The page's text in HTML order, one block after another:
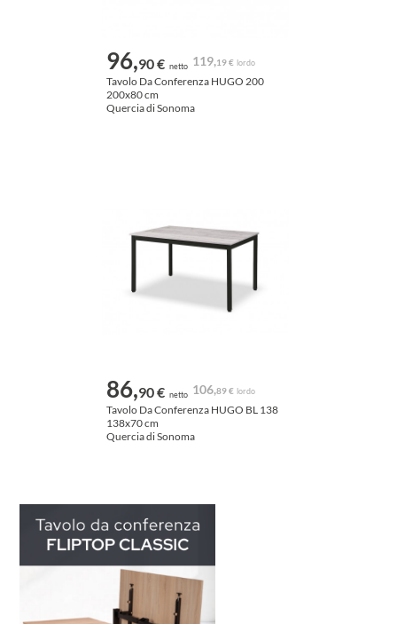
96,90 € netto 119,19 € lordo
Tavolo Da Conferenza HUGO 200
200x80 cm
Quercia di Sonoma
86,90 € netto 106,89 € lordo
Tavolo Da Conferenza HUGO BL 138
138x70 cm
Quercia di Sonoma